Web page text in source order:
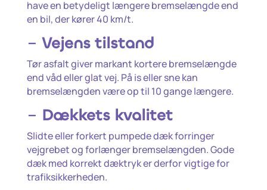
have en betydeligt længere bremselængde end
en bil, der kører 40 km/t.
– Vejens tilstand
Tør asfalt giver markant kortere bremselængde
end våd eller glat vej. På is eller sne kan
bremselængden være op til 10 gange længere.
– Dækkets kvalitet
Slidte eller forkert pumpede dæk forringer
vejgrebet og forlænger bremselængden. Gode
dæk med korrekt dæktryk er derfor vigtige for
trafiksikkerheden.